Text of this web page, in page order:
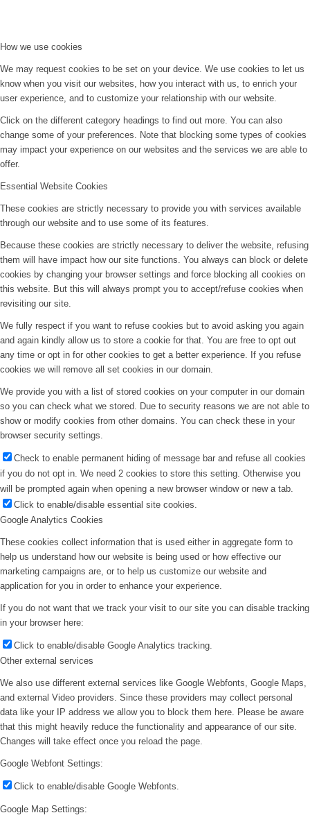
How we use cookies
We may request cookies to be set on your device. We use cookies to let us
know when you visit our websites, how you interact with us, to enrich your
user experience, and to customize your relationship with our website.
Click on the different category headings to find out more. You can also
change some of your preferences. Note that blocking some types of cookies
may impact your experience on our websites and the services we are able to
offer.
Essential Website Cookies
These cookies are strictly necessary to provide you with services available
through our website and to use some of its features.
Because these cookies are strictly necessary to deliver the website, refusing
them will have impact how our site functions. You always can block or delete
cookies by changing your browser settings and force blocking all cookies on
this website. But this will always prompt you to accept/refuse cookies when
revisiting our site.
We fully respect if you want to refuse cookies but to avoid asking you again
and again kindly allow us to store a cookie for that. You are free to opt out
any time or opt in for other cookies to get a better experience. If you refuse
cookies we will remove all set cookies in our domain.
We provide you with a list of stored cookies on your computer in our domain
so you can check what we stored. Due to security reasons we are not able to
show or modify cookies from other domains. You can check these in your
browser security settings.
Check to enable permanent hiding of message bar and refuse all cookies
if you do not opt in. We need 2 cookies to store this setting. Otherwise you
will be prompted again when opening a new browser window or new a tab.
Click to enable/disable essential site cookies.
Google Analytics Cookies
These cookies collect information that is used either in aggregate form to
help us understand how our website is being used or how effective our
marketing campaigns are, or to help us customize our website and
application for you in order to enhance your experience.
If you do not want that we track your visit to our site you can disable tracking
in your browser here:
Click to enable/disable Google Analytics tracking.
Other external services
We also use different external services like Google Webfonts, Google Maps,
and external Video providers. Since these providers may collect personal
data like your IP address we allow you to block them here. Please be aware
that this might heavily reduce the functionality and appearance of our site.
Changes will take effect once you reload the page.
Google Webfont Settings:
Click to enable/disable Google Webfonts.
Google Map Settings: